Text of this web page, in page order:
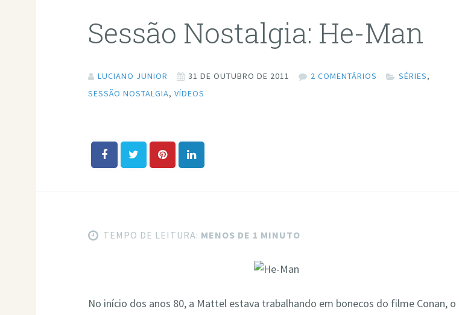
Sessão Nostalgia: He-Man
LUCIANO JUNIOR 31 DE OUTUBRO DE 2011 2 COMENTÁRIOS SÉRIES,
SESSÃO NOSTALGIA,VÍDEOS
TEMPO DE LEITURA: MENOS DE 1 MINUTO
No início dos anos 80, a Mattel estava trabalhando em bonecos do filme Conan, o